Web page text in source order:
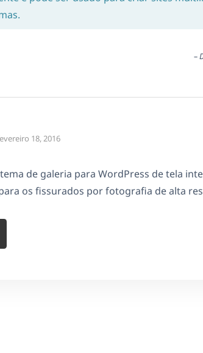
–
18, 2016
de galeria para WordPress de tela
os fissurados por fotografia de alta